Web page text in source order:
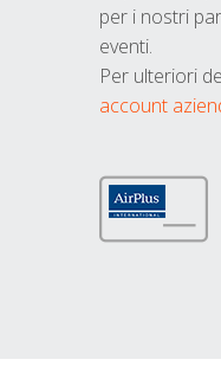
per i nostri
eventi.
Per ulteriori
account